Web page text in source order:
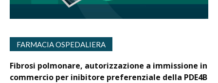
FARMACIA OSPEDALIERA
Fibrosi polmonare, autorizzazione a immissione in
commercio per inibitore preferenziale della PDE4B